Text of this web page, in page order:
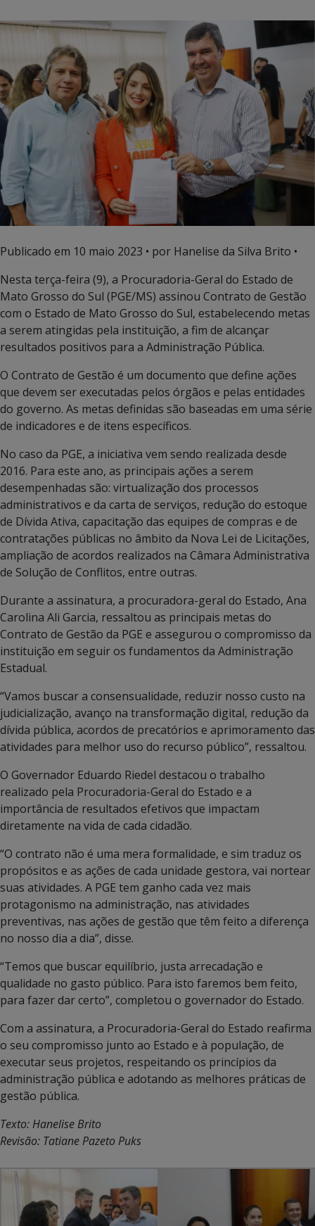
Publicado em 10 maio 2023 • por Hanelise da Silva Brito •
Nesta terça-feira (9), a Procuradoria-Geral do Estado de
Mato Grosso do Sul (PGE/MS) assinou Contrato de Gestão
com o Estado de Mato Grosso do Sul, estabelecendo metas
a serem atingidas pela instituição, a fim de alcançar
resultados positivos para a Administração Pública.
O Contrato de Gestão é um documento que define ações
que devem ser executadas pelos órgãos e pelas entidades
do governo. As metas definidas são baseadas em uma série
de indicadores e de itens específicos.
No caso da PGE, a iniciativa vem sendo realizada desde
2016. Para este ano, as principais ações a serem
desempenhadas são: virtualização dos processos
administrativos e da carta de serviços, redução do estoque
de Dívida Ativa, capacitação das equipes de compras e de
contratações públicas no âmbito da Nova Lei de Licitações,
ampliação de acordos realizados na Câmara Administrativa
de Solução de Conflitos, entre outras.
Durante a assinatura, a procuradora-geral do Estado, Ana
Carolina Ali Garcia, ressaltou as principais metas do
Contrato de Gestão da PGE e assegurou o compromisso da
instituição em seguir os fundamentos da Administração
Estadual.
“Vamos buscar a consensualidade, reduzir nosso custo na
judicialização, avanço na transformação digital, redução da
dívida pública, acordos de precatórios e aprimoramento das
atividades para melhor uso do recurso público”, ressaltou.
O Governador Eduardo Riedel destacou o trabalho
realizado pela Procuradoria-Geral do Estado e a
importância de resultados efetivos que impactam
diretamente na vida de cada cidadão.
“O contrato não é uma mera formalidade, e sim traduz os
propósitos e as ações de cada unidade gestora, vai nortear
suas atividades. A PGE tem ganho cada vez mais
protagonismo na administração, nas atividades
preventivas, nas ações de gestão que têm feito a diferença
no nosso dia a dia”, disse.
“Temos que buscar equilíbrio, justa arrecadação e
qualidade no gasto público. Para isto faremos bem feito,
para fazer dar certo”, completou o governador do Estado.
Com a assinatura, a Procuradoria-Geral do Estado reafirma
o seu compromisso junto ao Estado e à população, de
executar seus projetos, respeitando os princípios da
administração pública e adotando as melhores práticas de
gestão pública.
Texto: Hanelise Brito
Revisão: Tatiane Pazeto Puks